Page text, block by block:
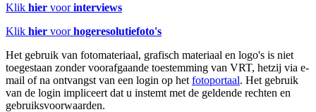
Klik hier voorinterviews
Klik hier voorhogeresolutiefoto's
Het gebruik van fotomateriaal, grafisch materiaal en logo's is niet
toegestaan zonder voorafgaande toestemming van VRT, hetzij via e-
mail of na ontvangst van een login op het fotoportaal. Het gebruik
van de login impliceert dat u instemt met de geldende rechten en
gebruiksvoorwaarden.